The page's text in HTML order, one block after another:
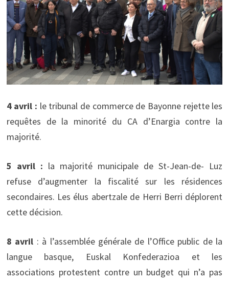
4 avril : le tribunal de commerce de Bayonne rejette les
requêtes de la minorité du CA d’Enargia contre la
majorité.
5 avril : la majorité municipale de St-Jean-de- Luz
refuse d’augmenter la fiscalité sur les résidences
secondaires. Les élus abertzale de Herri Berri déplorent
cette décision.
8 avril : à l’assemblée générale de l’Office public de la
langue basque, Euskal Konfederazioa et les
associations protestent contre un budget qui n’a pas